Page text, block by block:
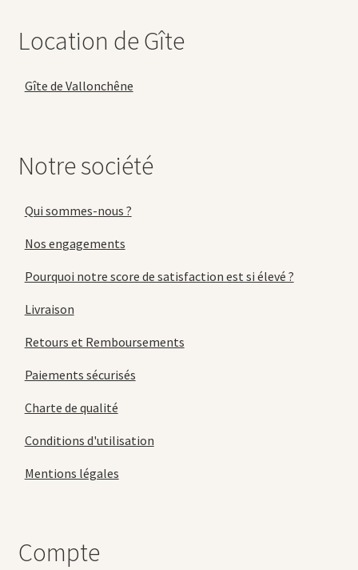
Location de Gîte
Gîte de Vallonchêne
Notre société
Qui sommes-nous ?
Nos engagements
Pourquoi notre score de satisfaction est si élevé ?
Livraison
Retours et Remboursements
Paiements sécurisés
Charte de qualité
Conditions d'utilisation
Mentions légales
Compte